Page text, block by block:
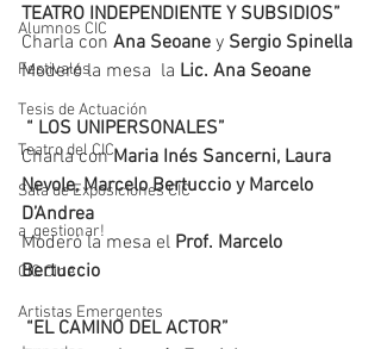
Alumnos CIC
Festivales
Tesis de Actuación
Teatro del CIC
Sala de Exposiciones CIC
a_gestionar!
CIC Cine
Artistas Emergentes
TEATRO INDEPENDIENTE Y SUBSIDIOS”
Charla con Ana Seoane y Sergio Spinella
Moderó la mesa  la Lic. Ana Seoane
“ LOS UNIPERSONALES”
Charla con Maria Inés Sancerni, Laura
Nevole, Marcelo Bertuccio y Marcelo
D’Andrea
Moderó la mesa el Prof. Marcelo
Bertuccio
“EL CAMINO DEL ACTOR”